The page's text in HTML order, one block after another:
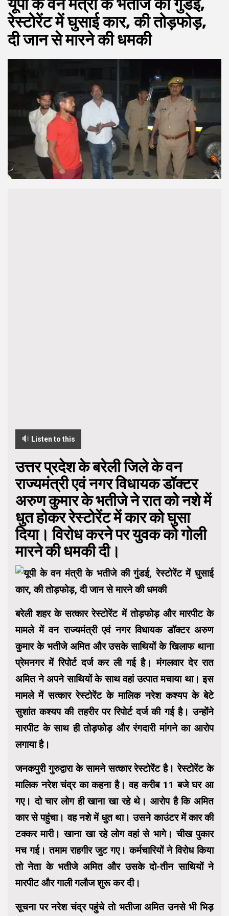
यूपी के वन मंत्री के भतीजे की गुंडई,
रेस्टोरेंट में घुसाई कार, की तोड़फोड़,
दी जान से मारने की धमकी
Listen to this
उत्तर प्रदेश के बरेली जिले के वन
राज्यमंत्री एवं नगर विधायक डॉक्टर
अरुण कुमार के भतीजे ने रात को नशे में
धुत होकर रेस्टोरेंट में कार को घुसा
दिया। विरोध करने पर युवक को गोली
मारने की धमकी दी।
बरेली शहर के सत्कार रेस्टोरेंट में तोड़फोड़ और मारपीट के
मामले में वन राज्यमंत्री एवं नगर विधायक डॉक्टर अरुण
कुमार के भतीजे अमित और उसके साथियों के खिलाफ थाना
प्रेमनगर में रिपोर्ट दर्ज कर ली गई है। मंगलवार देर रात
अमित ने अपने साथियों के साथ वहां उत्पात मचाया था। इस
मामले में सत्कार रेस्टोरेंट के मालिक नरेश कश्यप के बेटे
सुशांत कश्यप की तहरीर पर रिपोर्ट दर्ज की गई है। उन्होंने
मारपीट के साथ ही तोड़फोड़ और रंगदारी मांगने का आरोप
लगाया है।
जनकपुरी गुरुद्वारा के सामने सत्कार रेस्टोरेंट है। रेस्टोरेंट के
मालिक नरेश चंद्र का कहना है। वह करीब 11 बजे घर आ
गए। दो चार लोग ही खाना खा रहे थे। आरोप है कि अमित
कार से पहुंचा। वह नशे में धुत था। उसने काउंटर में कार की
टक्कर मारी। खाना खा रहे लोग वहां से भागे। चीख पुकार
मच गई। तमाम राहगीर जुट गए। कर्मचारियों ने विरोध किया
तो नेता के भतीजे अमित और उसके दो-तीन साथियों ने
मारपीट और गाली गलौज शुरू कर दी।
सूचना पर नरेश चंद्र पहुंचे तो भतीजा अमित उनसे भी भिड़